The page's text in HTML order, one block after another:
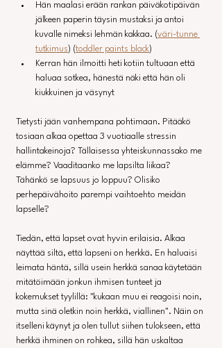
Hän maalasi erään rankan päiväkotipäivän
jälkeen paperin täysin mustaksi ja antoi
kuvalle nimeksi lehmän kakkaa. (väri-tunne
tutkimus) (toddler paints black)
Kerran hän ilmoitti heti kotiin tultuaan että
haluaa sotkea, hänestä näki että hän oli
kiukkuinen ja väsynyt
Tietysti jään vanhempana pohtimaan. Pitääkö
tosiaan alkaa opettaa 3 vuotiaalle stressin
hallintakeinoja? Tällaisessa yhteiskunnassako me
elämme? Vaaditaanko me lapsilta liikaa?
Tähänkö se lapsuus jo loppuu? Olisiko
perhepäivähoito parempi vaihtoehto meidän
lapselle?
Tiedän, että lapset ovat hyvin erilaisia. Alkaa
näyttää siltä, että lapseni on herkkä. En haluaisi
leimata häntä, sillä usein herkkä sanaa käytetään
mitätöimään jonkun ihmisen tunteet ja
kokemukset tyylillä: "kukaan muu ei reagoisi noin,
mutta sinä oletkin noin herkkä, viallinen". Näin on
itselleni käynyt ja olen tullut siihen tulokseen, että
herkkä ihminen on rohkea, sillä hän uskaltaa